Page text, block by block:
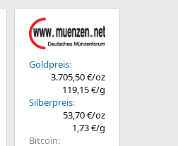
Goldpreis
3.705,50 €/oz
119,15 €/g
Silberpreis
53,70 €/oz
1,73 €/g
Bitcoin